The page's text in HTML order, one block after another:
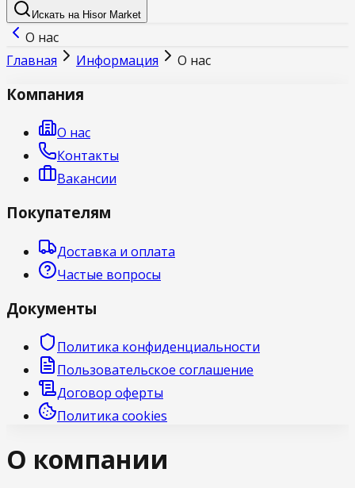
Искать на Hisor Market
О нас
Главная
Информация О нас
Компания
О нас
Контакты
Вакансии
Покупателям
Доставка и оплата
Частые вопросы
Документы
Политика конфиденциальности
Пользовательское соглашение
Договор оферты
Политика cookies
О компании